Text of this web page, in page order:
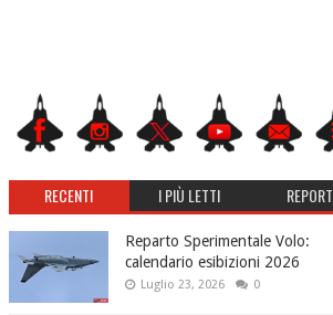
RECENTI I PIÙ LETTI REPORT
Reparto Sperimentale Volo:
calendario esibizioni 2026
Luglio 23, 2026 0